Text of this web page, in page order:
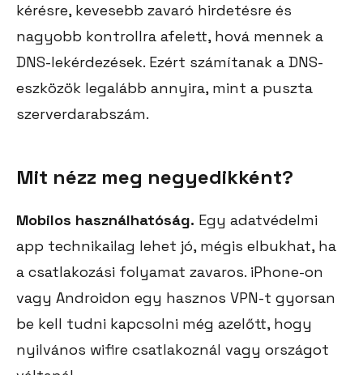
kérésre, kevesebb zavaró hirdetésre és
nagyobb kontrollra afelett, hová mennek a
DNS-lekérdezések. Ezért számítanak a DNS-
eszközök legalább annyira, mint a puszta
szerverdarabszám.
Mit nézz meg negyedikként?
Mobilos használhatóság. Egy adatvédelmi
app technikailag lehet jó, mégis elbukhat, ha
a csatlakozási folyamat zavaros. iPhone-on
vagy Androidon egy hasznos VPN-t gyorsan
be kell tudni kapcsolni még azelőtt, hogy
nyilvános wifire csatlakoznál vagy országot